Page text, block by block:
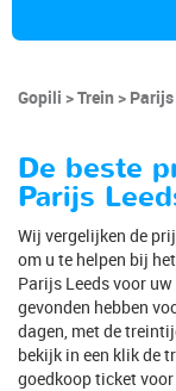
Gopili Trein Parijs
De beste
Parijs
Wij vergelijken de
om u te helpen bij
Parijs Leeds voor
gevonden hebben
dagen, met de
bekijk in een klik de
goedkoop ticket